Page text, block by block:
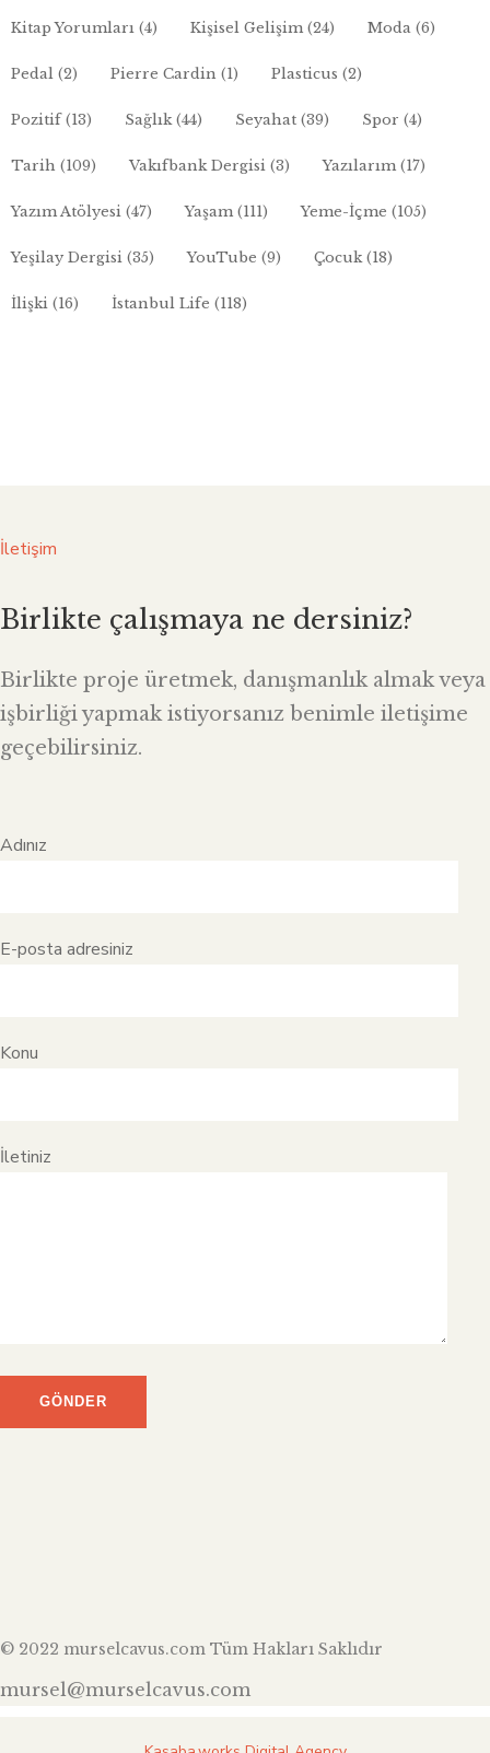
Kitap Yorumları (4) Kişisel Gelişim(24) Moda (6)
Pedal (2) Pierre Cardin (1) Plasticus (2)
Pozitif(13) Sağlık(44) Seyahat (39) Spor (4)
Tarih (109) Vakıfbank Dergisi (3) Yazılarım(17)
Yazım Atölyesi (47) Yaşam(111) Yeme-İçme (105)
Yeşilay Dergisi (35) YouTube (9) Çocuk(18)
İlişki (16) İstanbul Life (118)
İletişim
Birlikte çalışmaya ne dersiniz?
Birlikte proje üretmek, danışmanlık almak veya
işbirliği yapmak istiyorsanız benimle iletişime
geçebilirsiniz.
Adınız
E-posta adresiniz
Konu
İletiniz
© 2022 murselcavus.com Tüm Hakları Saklıdır
mursel@murselcavus.com